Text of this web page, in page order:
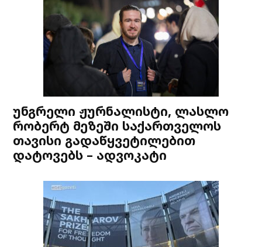
უნგრელი ჟურნალისტი, ლასლო
რობერტ მეზეში საქართველოს
თავისი გადაწყვეტილებით
დატოვებს – ადვოკატი